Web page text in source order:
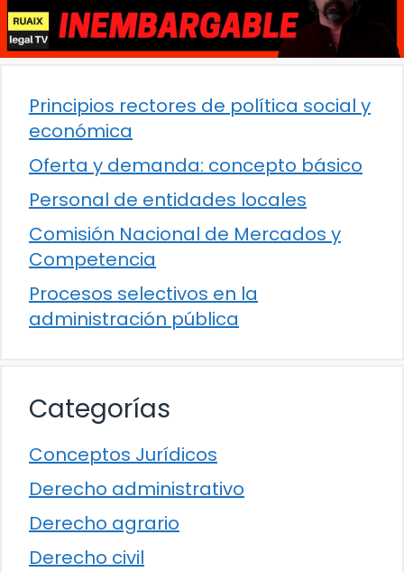
Principios rectores de política social y
económica
Oferta y demanda: concepto básico
Personal de entidades locales
Comisión Nacional de Mercados y
Competencia
Procesos selectivos en la
administración pública
Categorías
Conceptos Jurídicos
Derecho administrativo
Derecho agrario
Derecho civil